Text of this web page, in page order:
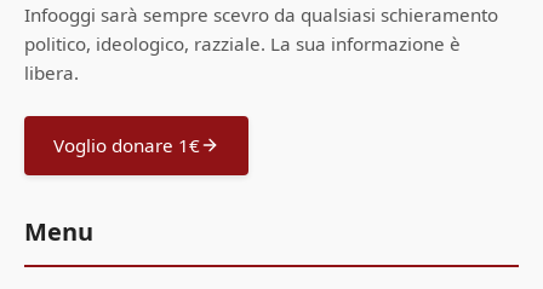
Infooggi sarà sempre scevro da qualsiasi schieramento
politico, ideologico, razziale. La sua informazione è
libera.
Voglio donare 1€
Menu